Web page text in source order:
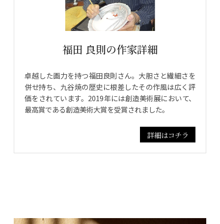
福田 良則の作家詳細
卓越した画力を持つ福田良則さん。大胆さと繊細さを
併せ持ち、九谷焼の歴史に根差したその作風は広く評
価をされています。2019年には創造美術展において、
最高賞である創造美術大賞を受賞されました。
詳細はコチラ